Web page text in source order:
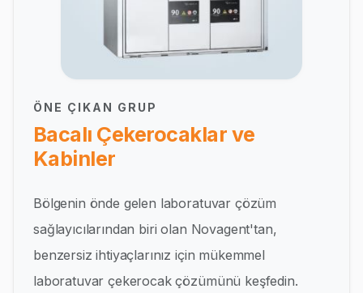
ÖNE ÇIKAN GRUP
Bacalı Çekerocaklar ve
Kabinler
Bölgenin önde gelen laboratuvar çözüm
sağlayıcılarından biri olan Novagent'tan,
benzersiz ihtiyaçlarınız için mükemmel
laboratuvar çekerocak çözümünü keşfedin.